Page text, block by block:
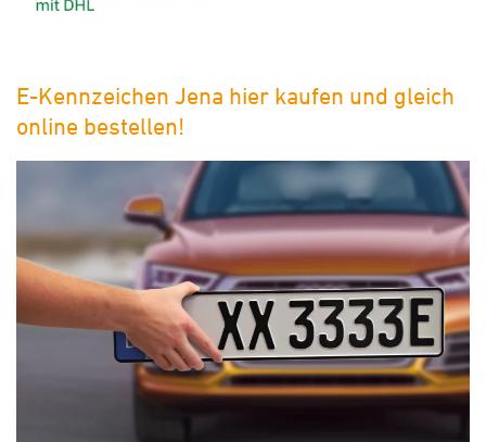
E-Kennzeichen Jena hier kaufen und gleich
online bestellen!